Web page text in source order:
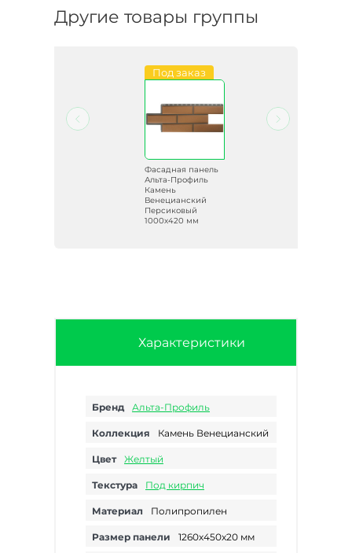
Другие товары группы
Под заказ
Фасадная панель
Альта-Профиль
Камень
Венецианский
Персиковый
1000х420 мм
Характеристики
Бренд Альта-Профиль
Коллекция Камень Венецианский
Цвет Желтый
Текстура Под кирпич
Материал Полипропилен
Размер панели 1260х450х20 мм